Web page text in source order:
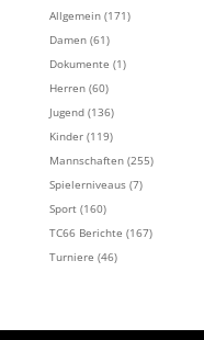
Allgemein(171)
Damen(61)
Dokumente (1)
Herren(60)
Jugend(136)
Kinder(119)
Mannschaften(255)
Spielerniveaus(7)
Sport(160)
TC66 Berichte (167)
Turniere (46)